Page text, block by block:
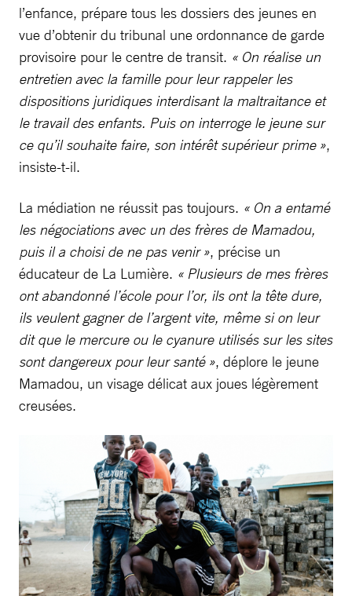
l’enfance, prépare tous les dossiers des jeunes en
vue d’obtenir du tribunal une ordonnance de garde
provisoire pour le centre de transit. « On réalise un
entretien avec la famille pour leur rappeler les
dispositions juridiques interdisant la maltraitance et
le travail des enfants. Puis on interroge le jeune sur
ce qu’il souhaite faire, son intérêt supérieur prime »,
insiste-t-il.
La médiation ne réussit pas toujours. « On a entamé
les négociations avec un des frères de Mamadou,
puis il a choisi de ne pas venir », précise un
éducateur de La Lumière. « Plusieurs de mes frères
ont abandonné l’école pour l’or, ils ont la tête dure,
ils veulent gagner de l’argent vite, même si on leur
dit que le mercure ou le cyanure utilisés sur les sites
sont dangereux pour leur santé », déplore le jeune
Mamadou, un visage délicat aux joues légèrement
creusées.